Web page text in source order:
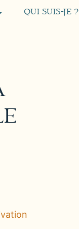
QUI SUIS-JE ?